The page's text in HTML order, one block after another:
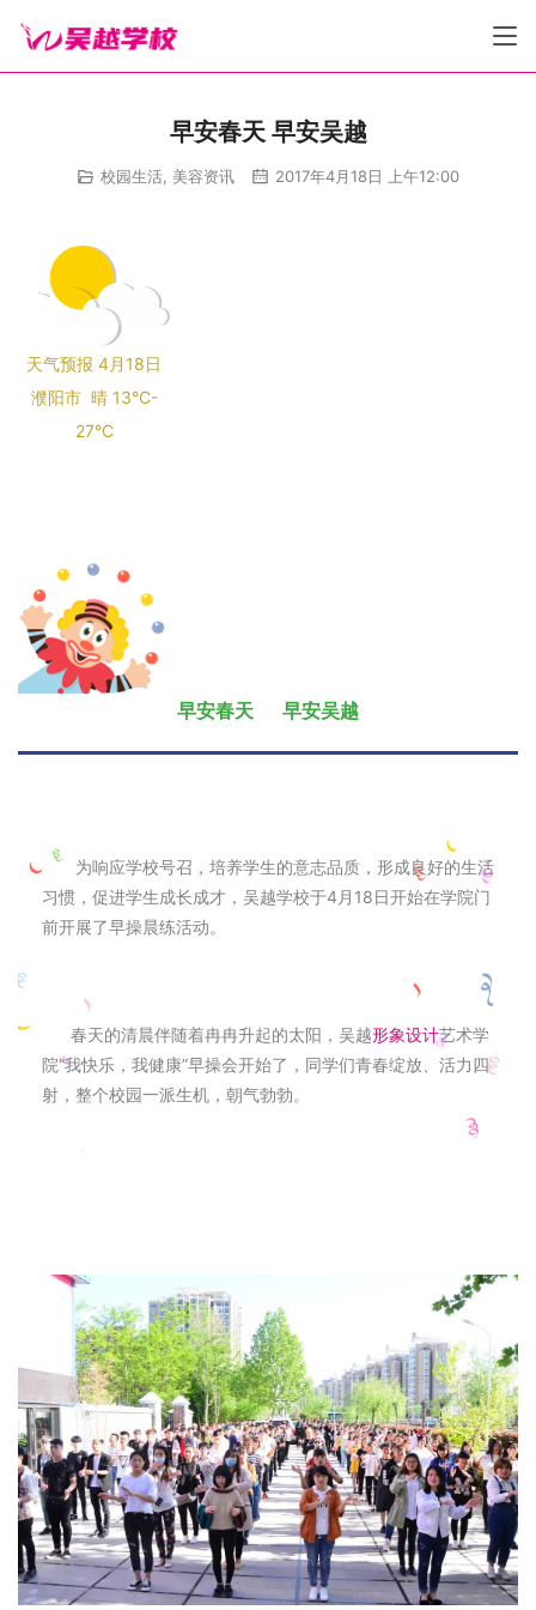
早安春天 早安吴越
校园生活 美容资讯 2017年4月18日 上午12:00
天气预报4月18日
濮阳市 晴 13°C-
27°C
早安春天 早安吴越
为响应学校号召，培养学生的意志品质，形成良好的生活
习惯，促进学生成长成才，吴越学校于4月18日开始在学院门
前开展了早操晨练活动。
春天的清晨伴随着冉冉升起的太阳，吴越形象设计艺术学
院“我快乐，我健康”早操会开始了，同学们青春绽放、活力四
射，整个校园一派生机，朝气勃勃。